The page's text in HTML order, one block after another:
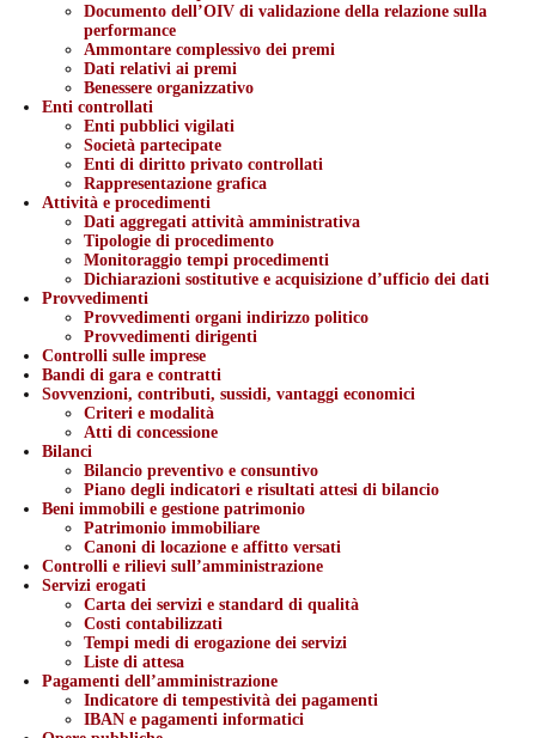
Documento dell’OIV di validazione della relazione sulla
performance
Ammontare complessivo dei premi
Dati relativi ai premi
Benessere organizzativo
Enti controllati
Enti pubblici vigilati
Società partecipate
Enti di diritto privato controllati
Rappresentazione grafica
Attività e procedimenti
Dati aggregati attività amministrativa
Tipologie di procedimento
Monitoraggio tempi procedimenti
Dichiarazioni sostitutive e acquisizione d’ufficio dei dati
Provvedimenti
Provvedimenti organi indirizzo politico
Provvedimenti dirigenti
Controlli sulle imprese
Bandi di gara e contratti
Sovvenzioni, contributi, sussidi, vantaggi economici
Criteri e modalità
Atti di concessione
Bilanci
Bilancio preventivo e consuntivo
Piano degli indicatori e risultati attesi di bilancio
Beni immobili e gestione patrimonio
Patrimonio immobiliare
Canoni di locazione e affitto versati
Controlli e rilievi sull’amministrazione
Servizi erogati
Carta dei servizi e standard di qualità
Costi contabilizzati
Tempi medi di erogazione dei servizi
Liste di attesa
Pagamenti dell’amministrazione
Indicatore di tempestività dei pagamenti
IBAN e pagamenti informatici